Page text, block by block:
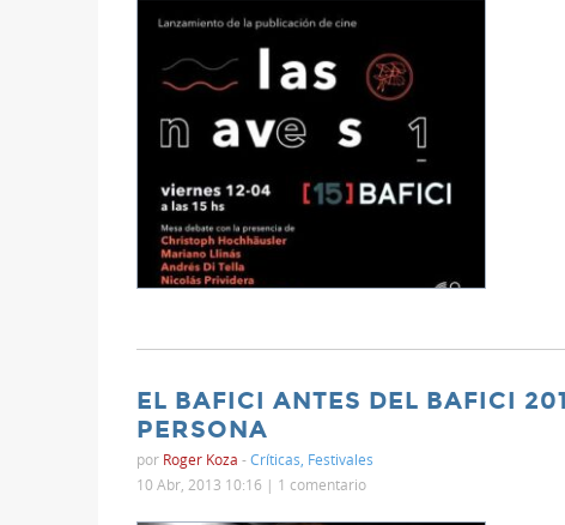
EL BAFICI ANTES DEL BAFICI
PERSONA
por Roger Koza -Críticas Festivales
10 Abr, 2013 10:16 | 1 comentario